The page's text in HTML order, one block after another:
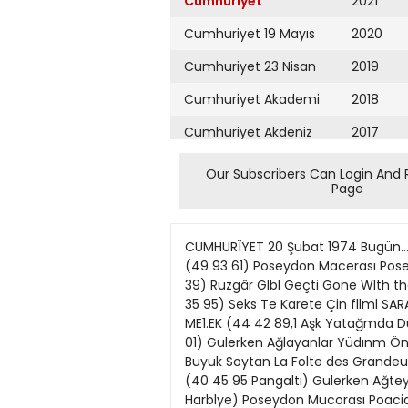
Cumhuriyet 19 Mayıs
Cumhuriyet 23 Nisan
Cumhuriyet Akademi
Cumhuriyet Akdeniz
Cumhuriyet Alışveriş
Cumhuriyet Ankara
Cumhuriyet Büyük
Taaruz
Cumhuriyet
Cumartesi
Cumhuriyet Çevre
2020
2019
2018
2017
2016
2015
2013
2012
2011
2010
2009
Our Subscribers Can Login And
Page
CUMHURÎYET 20 Şubat 1974 Bugün... Bu geee< Beyoğlu ATLAS (44 08 35) Büyük Soytan La Polie des Grandeurs Louls De Funes DÜNYA (49 93 61) Poseydon Macerası Poseidon Adventu re Gene Hackman Krnest Borgnlne FİTAŞ 149 93 61) San Kaatll Çin fllml EMEK (44 84 39) Rüzgâr Glbl Geçti Gone Wlth the Wind Clark Gable Vlvıen Leign ELRAMRA (44 22 36) Cemıle Djamlla. Natalla Arinbaas» rova I ÂLE (44 35 95) Seks Te Karete Çin fllml SARAY (44 16 56) Yaban Kadlr İnanır Gulçln Budiko&lu SES (45 24 16) Üç Serserl Karetecj Çin fllm! VENİ ME1.EK (44 42 89,1 Aşk Yatağmda Duello 'Lando Buzzanca Şişli | KENT (47 T7 62) Aşk Yatağmda Duello LAndo Buzzanca | KERVAN (46 65 01) Gulerken Ağlayanlar Yüdınm Önal Perihan S&vaş > KONAK 148 26 06.) Günah Sin Raquel Welch "Rlchard John son | SITE (47 69 4T) Buyuk Soytan La Folte des Grandeurs: Lou18 de Funes I ŞAN (40 69 92 Elmadafc) Gülerten Ağlayanlar Yıldırım Onal Perihan Savaş ı INCI (40 45 95 Pangaltı) Gulerken Ağteyanlar Yıldırım Önal PerAhan Savas ı TAN (48 < 40 Pangaltı) SeJu W ve Karete, Çin filmi I AS (47 65 15 Harblye) Poseydon Mucorası Poacidon Ad •ventura,: Gene Hackman Ernest Bcrgnlng Beşiktaş • Y/LDIZ (47 63 42) Gulerken Ağlayanlar Yıldınm Onal Perlhan Savaş #, YUMl'RCAK (40 22 27) Yaban Kadlr İnanır Gülçln Budlk oğlu Aksaray # BULVAR (21 35 78) Gulerken Ağlayanlar Yıldırım Onal Perlhan Savas A GÜNEŞ (21 61 40) San Katll çin fllml A KR1STAL (21 57 66) İkl Karlll Koca. Lando Buzzanca A YILDIZ (21 11 37) Buyufc Soytarı / La Folle De» Grandeurs: Louls de Funes A MARMARA 122 38 60 Beyazıt) Buyuk Soytan / La Folle des Grandeurs: Louls de Funes A MURAT (24 05 56 Şehremln!) Gulerken Ağlayanlar: Yıldmm Önal Perlhan Savaş A IPEK (22 25 13 Çemberlitas) Aşk Yatağında Duello: Lando Buzzanca A ŞAFAK (22 25 13 Çemberlltas) 8arı Katll: çin fllml A REVK (21 15 25) Canavar Yumruk: Çin fllml A SVR (23 67 12 Topkapı) Ask Yatağında Duello: Lando BuzI HAKAV (23 42 33 K. Gumrük) Yaban: Kadlr İnanır Gülçln Budtkoglu Fatih Bakırköy ı İNCİRM (71 07 25) SMkın »• Çapkın The Heartbreak Kld Charles Grodln I PINAR (23 82 50) Çüphe Hale Soygazl. I TfNAZTEPE (71 65 18) Oünah 6in: Raquel Welch Rlchard Johnson Kadıköy A AS (36 00 50) Şamplyonun tntlkamı. Çin fllmi A EFES (36 03 62) Sevlsmek / Bou levard du Rhum: Bngltte Bardot Llno Ventura A FEZA (36 03 62) Yaban: Kadlr İnanır Gülçln BudlkoŞlu A KADIKÖY (37 15 97) İklmlzde Sevmlştik Baxter: Brttt Ek. land Scott Jacoby A KAFKAS (37 43 68) Gulerken Ağlayanlar Yıldırım Önal Perlhan Savas A KENT (36 96 12) ÖlUmun Seal Play